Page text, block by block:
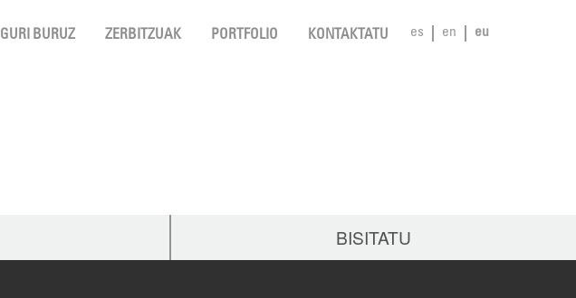
es en eu
GURI BURUZ ZERBITZUAK PORTFOLIO KONTAKTATU
BISITATU